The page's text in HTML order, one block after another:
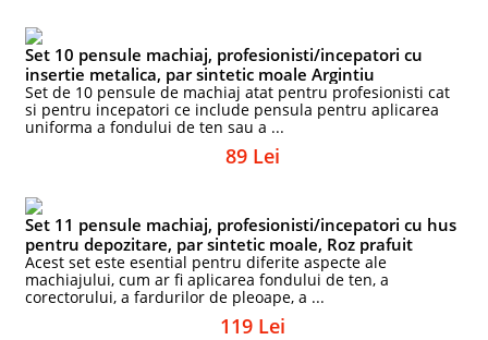
Set 10 pensule machiaj, profesionisti/incepatori cu
insertie metalica, par sintetic moale Argintiu
Set de 10 pensule de machiaj atat pentru profesionisti cat
si pentru incepatori ce include pensula pentru aplicarea
uniforma a fondului de ten sau a ...
89 Lei
Set 11 pensule machiaj, profesionisti/incepatori cu hus
pentru depozitare, par sintetic moale, Roz prafuit
Acest set este esential pentru diferite aspecte ale
machiajului, cum ar fi aplicarea fondului de ten, a
corectorului, a fardurilor de pleoape, a ...
119 Lei